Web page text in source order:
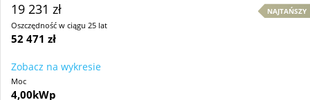
19 231 zł NAJTAŃSZY
Oszczędność w ciągu 25 lat
52 471 zł
Zobacz na wykresie
Moc
4,00kWp